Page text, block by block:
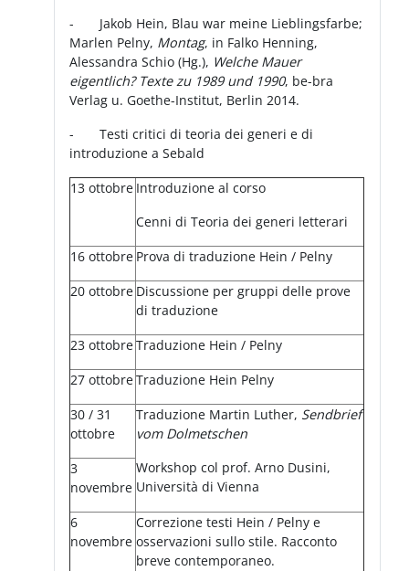
- Jakob Hein, Blau war meine Lieblingsfarbe;
Marlen Pelny, Montag, in Falko Henning,
Alessandra Schio (Hg.), Welche Mauer
eigentlich? Texte zu 1989 und 1990, be-bra
Verlag u. Goethe-Institut, Berlin 2014.
- Testi critici di teoria dei generi e di
introduzione a Sebald
13 ottobre Introduzione al corso
Cenni di Teoria dei generi letterari
16 ottobre Prova di traduzione Hein / Pelny
20 ottobre Discussione per gruppi delle prove
di traduzione
23 ottobreTraduzione Hein / Pelny
27 ottobreTraduzione Hein Pelny
30 / 31
ottobre
Traduzione Martin Luther, Sendbrief
vom Dolmetschen
Workshop col prof. Arno Dusini,
Università di Vienna
3
novembre
6
novembre
Correzione testi Hein / Pelny e
osservazioni sullo stile. Racconto
breve contemporaneo.